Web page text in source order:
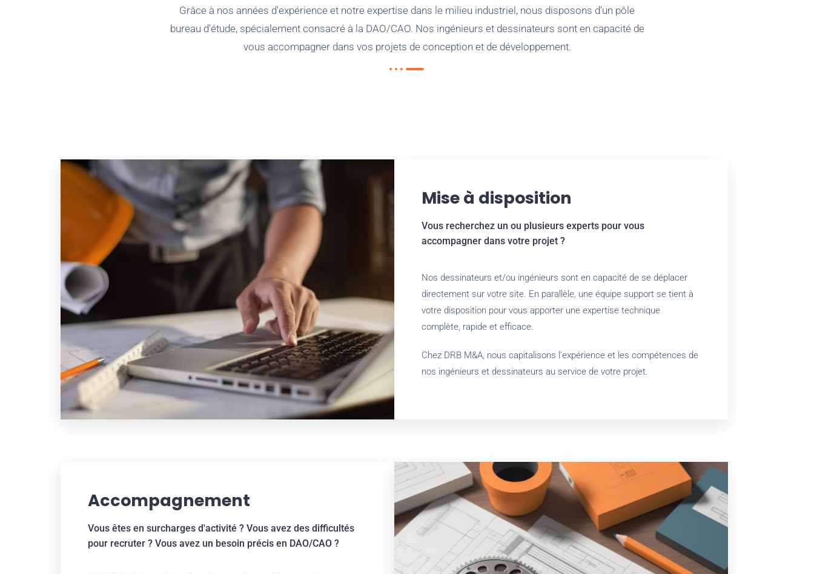
Grâce à nos années d'expérience et notre expertise dans le milieu industriel, nous disposons d'un pôle
bureau d'étude, spécialement consacré à la DAO/CAO. Nos ingénieurs et dessinateurs sont en capacité de
vous accompagner dans vos projets de conception et de développement.
Mise à disposition
Vous recherchez un ou plusieurs experts pour vous
accompagner dans votre projet ?
Nos dessinateurs et/ou ingénieurs sont en capacité de se déplacer
directement sur votre site. En parallèle, une équipe support se tient à
votre disposition pour vous apporter une expertise technique
complète, rapide et efficace.
Chez DRB M&A, nous capitalisons l’expérience et les compétences de
nos ingénieurs et dessinateurs au service de votre projet.
Accompagnement
Vous êtes en surcharges d'activité ? Vous avez des difficultés
pour recruter ? Vous avez un besoin précis en DAO/CAO ?